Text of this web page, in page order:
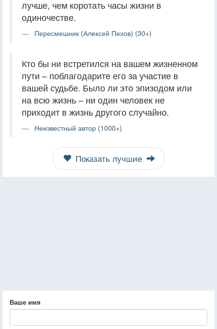
лучше, чем коротать часы жизни в
одиночестве.
Пересмешник (Алексей Пехов) (30+)
Кто бы ни встретился на вашем жизненном
пути – поблагодарите его за участие в
вашей судьбе. Было ли это эпизодом или
на всю жизнь – ни один человек не
приходит в жизнь другого случайно.
Неизвестный автор (1000+)
Показать лучшие
Ваше имя